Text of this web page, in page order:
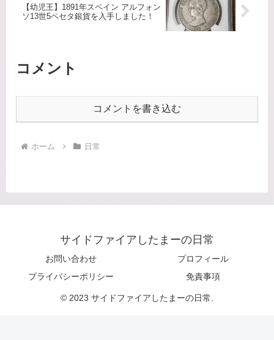
【幼児王】1891年スペイン アルフォン
ソ13世5ペセタ銀貨を入手しました！
コメント
コメントを書き込む
ホーム 日常
サイドファイアしたまーの日常
お問い合わせ
プロフィール
プライバシーポリシー
免責事項
© 2023 サイドファイアしたまーの日常.